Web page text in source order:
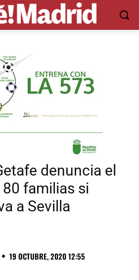
denuncia el
familias si
a Sevilla
19 OCTUBRE, 2020 12:55